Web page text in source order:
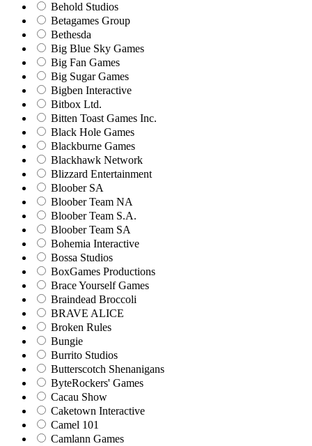
Behold Studios
Betagames Group
Bethesda
Big Blue Sky Games
Big Fan Games
Big Sugar Games
Bigben Interactive
Bitbox Ltd.
Bitten Toast Games Inc.
Black Hole Games
Blackburne Games
Blackhawk Network
Blizzard Entertainment
Bloober SA
Bloober Team NA
Bloober Team S.A.
Bloober Team SA
Bohemia Interactive
Bossa Studios
BoxGames Productions
Brace Yourself Games
Braindead Broccoli
BRAVE ALICE
Broken Rules
Bungie
Burrito Studios
Butterscotch Shenanigans
ByteRockers' Games
Cacau Show
Caketown Interactive
Camel 101
Camlann Games